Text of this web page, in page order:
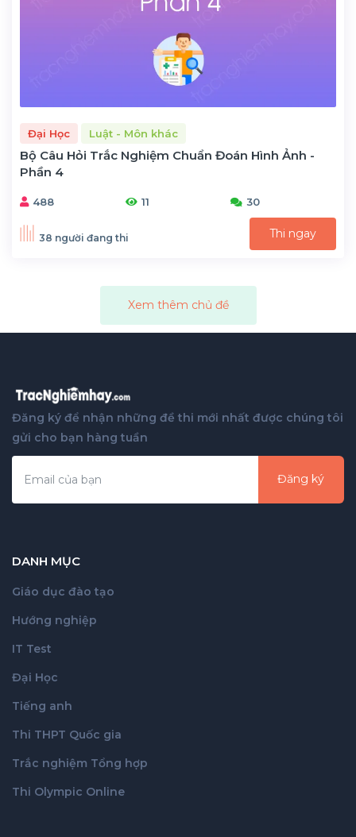
Đại Học Luật - Môn khác
Bộ Câu Hỏi Trắc Nghiệm Chuẩn Đoán Hình Ảnh -
Phần 4
488 11 30
38 người đang thi Thi ngay
Xem thêm chủ đề
Đăng ký để nhận những đề thi mới nhất được chúng tôi
gửi cho bạn hàng tuần
Đăng ký
DANH MỤC
Giáo dục đào tạo
Hướng nghiệp
IT Test
Đại Học
Tiếng anh
Thi THPT Quốc gia
Trắc nghiệm Tổng hợp
Thi Olympic Online